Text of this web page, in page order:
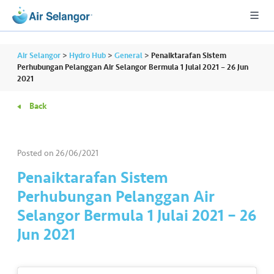
Air Selangor > Hydro Hub >General > Penaiktarafan Sistem
Perhubungan Pelanggan Air Selangor Bermula 1 Julai 2021 – 26 Jun
2021
Back
Posted on26/06/2021
Penaiktarafan Sistem
Perhubungan Pelanggan Air
Selangor Bermula 1 Julai 2021 – 26
Jun 2021
L
R
e
s
i
d
e
•••
•••